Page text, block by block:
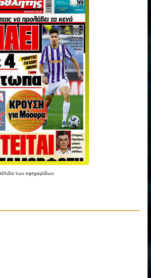
τωνεφημερίδων